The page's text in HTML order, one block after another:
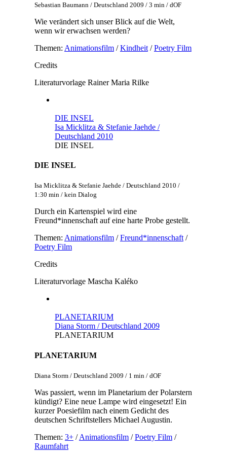
Sebastian Baumann / Deutschland 2009 / 3 min / dOF
Wie verändert sich unser Blick auf die Welt,
wenn wir erwachsen werden?
Themen: Animationsfilm/Kindheit/Poetry Film
Credits
Literaturvorlage Rainer Maria Rilke
DIE INSEL
Isa Micklitza & Stefanie Jaehde /
Deutschland 2010
DIE INSEL
DIE INSEL
Isa Micklitza & Stefanie Jaehde / Deutschland 2010 /
1:30 min / kein Dialog
Durch ein Kartenspiel wird eine
Freund*innenschaft auf eine harte Probe gestellt.
Themen: Animationsfilm/Freund*innenschaft/
Poetry Film
Credits
Literaturvorlage Mascha Kaléko
PLANETARIUM
Diana Storm / Deutschland 2009
PLANETARIUM
PLANETARIUM
Diana Storm / Deutschland 2009 / 1 min / dOF
Was passiert, wenn im Planetarium der Polarstern
kündigt? Eine neue Lampe wird eingesetzt! Ein
kurzer Poesiefilm nach einem Gedicht des
deutschen Schriftstellers Michael Augustin.
Themen: 3+/Animationsfilm/Poetry Film/
Raumfahrt